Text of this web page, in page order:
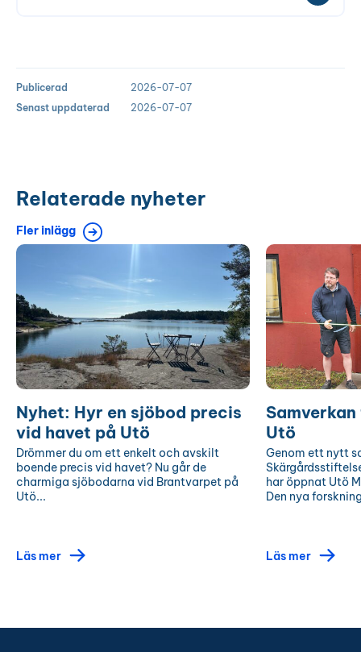
Publicerad
2026-07-07
Senast uppdaterad
2026-07-07
Relaterade nyheter
Fler inlägg
Nyhet:
sjöbod
precis
vid
havet
på
Utö
Nyhet: Hyr en sjöbod precis
vid havet på Utö
Drömmer du om ett enkelt och avskilt
boende precis vid havet? Nu går de
charmiga sjöbodarna vid Brantvarpet på
Utö...
Läs mer
Samverkan
för
Östersjön
på
Utö
Utö
Genom ett nytt
har öppnat Utö
Den nya
Läs mer